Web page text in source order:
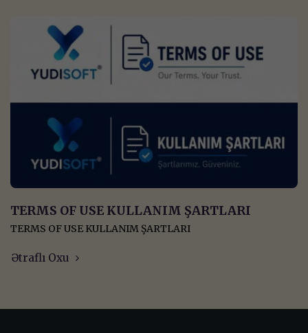
TERMS OF USE KULLANIM ŞARTLARI
TERMS OF USE KULLANIM ŞARTLARI
Ətraflı Oxu